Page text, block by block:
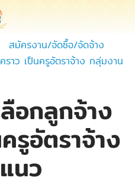
สมัครงาน/จัดซื้อ/จัดจ้าง
าว เป็นครูอัตราจ้าง กลุ่มงาน
อกลูกจ้าง
รูอัตราจ้าง
นว